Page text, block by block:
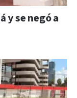
y se negó a